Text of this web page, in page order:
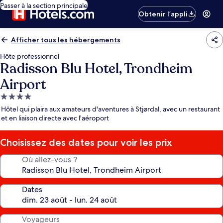
Passer à la section principale
Obtenir l’appli
Afficher tous les hébergements
Hôte professionnel
Radisson Blu Hotel, Trondheim
Airport
Hébergement
4.0 étoiles
Hôtel qui plaira aux amateurs d'aventures à Stjørdal, avec un restaurant
et en liaison directe avec l'aéroport
Choisissez des dates pour voir les prix
Où allez-vous ?
Dates
Voyageurs